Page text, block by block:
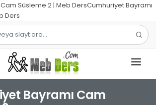
Süsleme 2 | Meb DersCumhuriyet Bayramı
Ders
Bayramı Cam